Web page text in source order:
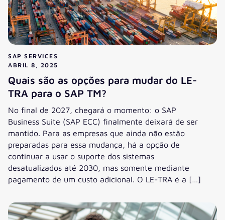
SAP SERVICES
ABRIL 8, 2025
Quais são as opções para mudar do LE-
TRA para o SAP TM?
No final de 2027, chegará o momento: o SAP
Business Suite (SAP ECC) finalmente deixará de ser
mantido. Para as empresas que ainda não estão
preparadas para essa mudança, há a opção de
continuar a usar o suporte dos sistemas
desatualizados até 2030, mas somente mediante
pagamento de um custo adicional. O LE-TRA é a […]